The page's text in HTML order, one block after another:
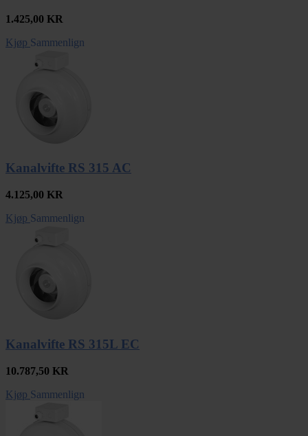
1.425,00 KR
Kjøp Sammenlign
Kanalvifte RS 315 AC
4.125,00 KR
Kjøp Sammenlign
Kanalvifte RS 315L EC
10.787,50 KR
Kjøp Sammenlign